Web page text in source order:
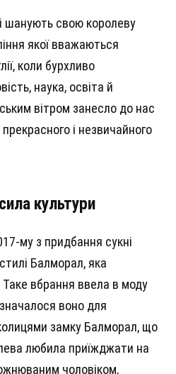
шанують свою королеву
якої вважаються
коли бурхливо
наука, освіта й
вітром занесло до нас
і незвичайного
культури
му з придбання сукні
Балморал, яка
вбрання ввела в моду
воно для
замку Балморал, що
любила приїжджати на
чоловіком,